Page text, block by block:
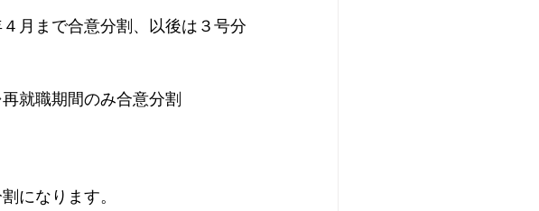
月まで合意分割、以後は３号分
就職期間のみ合意分割
になります。